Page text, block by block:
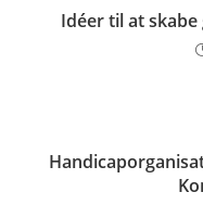
Idéer til at